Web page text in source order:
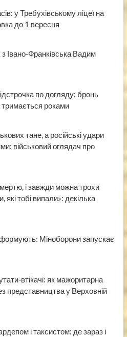
у Требухівському ліцеї на
до 1 вересня
з Івано-Франківська Вадим
по догляду: бронь
тримається роками
тане, а російські удари
військовий оглядач про
і завжди можна трохи
які тобі випали»: декілька
Міноборони запускає
втікачі: як мажоритарна
представництва у Верховній
і таксистом: де зараз і